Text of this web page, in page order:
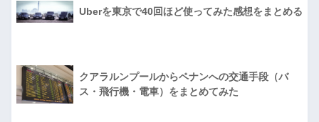
Uberを東京で40回ほど使ってみた感想をまとめる
クアラルンプールからペナンへの交通手段（バ
ス・飛行機・電車）をまとめてみた